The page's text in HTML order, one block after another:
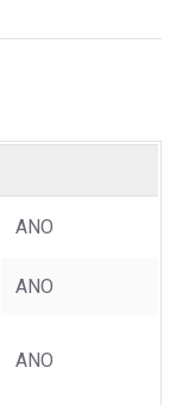
ANO
ANO
ANO